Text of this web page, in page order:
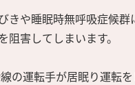
きや睡眠時無呼吸症候群
阻害してしまいます。
の運転手が居眠り運転